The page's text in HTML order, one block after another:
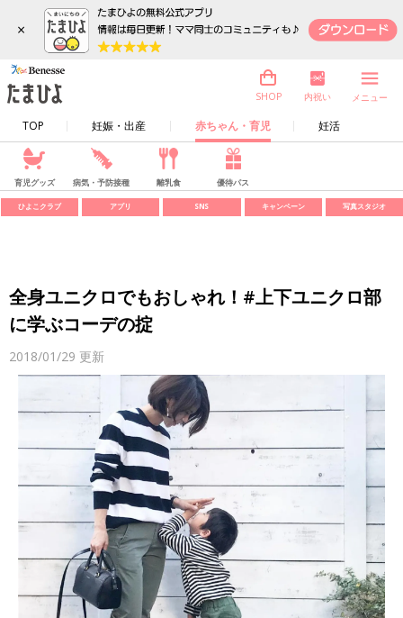
×
TOP 妊娠・出産 赤ちゃん・育児 妊活
SHOP 内祝い メニュー
育児グッズ 病気・予防接種 離乳食 優待パス
ひよこクラブ アプリ SNS キャンペーン 写真スタジオ
全身ユニクロでもおしゃれ！#上下ユニクロ部
に学ぶコーデの掟
2018/01/29 更新